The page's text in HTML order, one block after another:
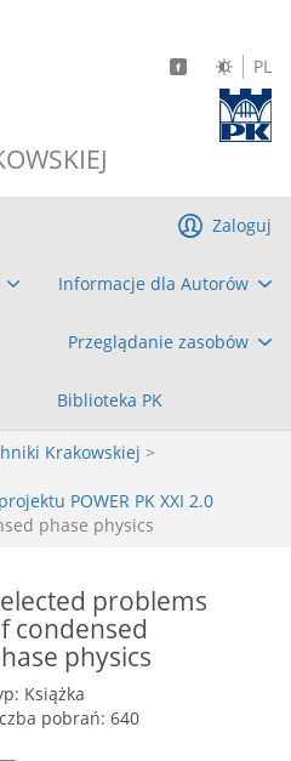
PL
Informacje dla Autorów
Przeglądanie zasobów
Biblioteka PK
Zaloguj
Krakowskiej >
POWER PK XXI 2.0
phase physics
problems
condensed
physics
Książka
pobrań: 640